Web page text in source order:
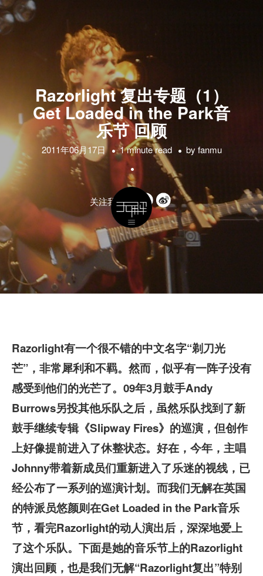
Razorlight 复出专题（1）
Get Loaded in the Park音
乐节 回顾
2011年06月17日 1 minute read by fanmu
关注我们的:
Razorlight有一个很不错的中文名字“剃刀光
芒”，非常犀利和不羁。然而，似乎有一阵子没有
感受到他们的光芒了。09年3月鼓手Andy
Burrows另投其他乐队之后，虽然乐队找到了新
鼓手继续专辑《Slipway Fires》的巡演，但创作
上好像提前进入了休整状态。好在，今年，主唱
Johnny带着新成员们重新进入了乐迷的视线，已
经公布了一系列的巡演计划。而我们无解在英国
的特派员悠颜则在Get Loaded in the Park音乐
节，看完Razorlight的动人演出后，深深地爱上
了这个乐队。下面是她的音乐节上的Razorlight
演出回顾，也是我们无解“Razorlight复出”特别